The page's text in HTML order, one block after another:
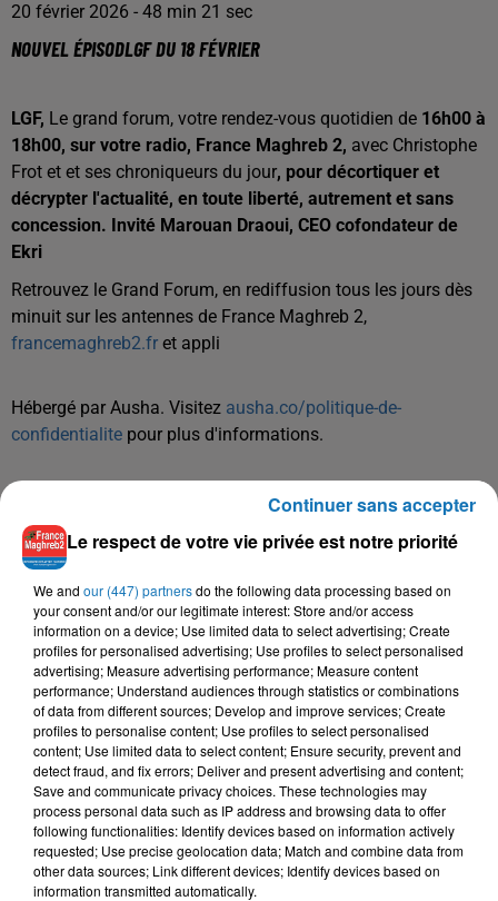
20 février 2026 - 48 min 21 sec
NOUVEL ÉPISODLGF DU 18 FÉVRIER
LGF, Le grand forum, votre rendez-vous quotidien de 16h00 à
18h00, sur votre radio, France Maghreb 2, avec Christophe
Frot et et ses chroniqueurs du jour, pour décortiquer et
décrypter l'actualité, en toute liberté, autrement et sans
concession. Invité Marouan Draoui, CEO cofondateur de
Ekri
Retrouvez le Grand Forum, en rediffusion tous les jours dès
minuit sur les antennes de France Maghreb 2,
francemaghreb2.fr et appli
Hébergé par Ausha. Visitez ausha.co/politique-de-
confidentialite pour plus d'informations.
TITRES DIFFUSÉS
13h04
13h04
FAYCAL MIGNON, TOXICO
Hya Li Bghat
13h00
13h00
KADER JAPONAIS, REDA
SOUSSIA
Rani Maghmoum
12h55
12h55
MOHAMED ALLAOUA
Ya Lalla
Le respect de votre vie privée est notre priorité
We and our (447) partnersdo the following data processing based on
your consent and/or our legitimate interest: Store and/or access
information on a device; Use limited data to select advertising; Create
profiles for personalised advertising; Use profiles to select personalised
advertising; Measure advertising performance; Measure content
performance; Understand audiences through statistics or combinations
of data from different sources; Develop and improve services; Create
profiles to personalise content; Use profiles to select personalised
content; Use limited data to select content; Ensure security, prevent and
detect fraud, and fix errors; Deliver and present advertising and content;
Save and communicate privacy choices. These technologies may
process personal data such as IP address and browsing data to offer
following functionalities: Identify devices based on information actively
requested; Use precise geolocation data; Match and combine data from
other data sources; Link different devices; Identify devices based on
information transmitted automatically.
Continuer sans accepter